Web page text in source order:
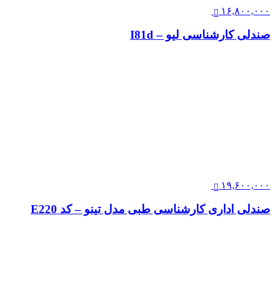
۱۶,۸۰۰,۰۰۰
صندلی کارشناسی لیو – I81d
۱۹,۶۰۰,۰۰۰
صندلی اداری کارشناسی طبی مدل تینو – کد E220